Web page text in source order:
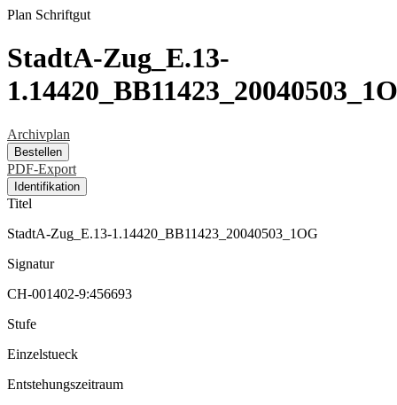
Plan Schriftgut
StadtA-Zug_E.13-
Archivplan
Bestellen
PDF-Export
Identifikation
Titel
StadtA-Zug_E.13-1.14420_BB11423_20040503_1OG
Signatur
CH-001402-9:456693
Stufe
Einzelstueck
Entstehungszeitraum